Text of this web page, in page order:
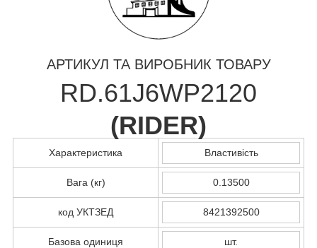
АРТИКУЛ ТА ВИРОБНИК ТОВАРУ
RD.61J6WP2120
(RIDER)
Характеристика Властивість
Вага (кг) 0.13500
код УКТЗЕД 8421392500
Базова одиниця шт.